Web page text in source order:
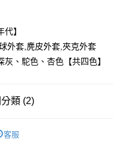
後付
先享後付」】
】
外套,麂皮外套,夾克外套
灰、駝色、杏色【共四色】
類 (2)
客服